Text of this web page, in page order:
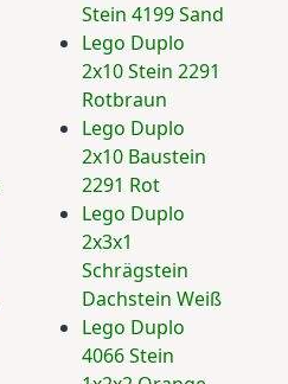
Stein 4199 Sand
Lego Duplo
2x10 Stein 2291
Rotbraun
Lego Duplo
2x10 Baustein
2291 Rot
Lego Duplo
2x3x1
Schrägstein
Dachstein Weiß
Lego Duplo
4066 Stein